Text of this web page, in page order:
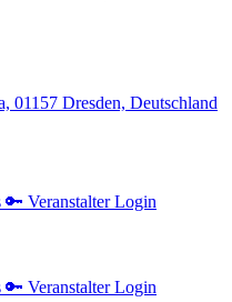
01157 Dresden, Deutschland
🔑 Veranstalter Login
🔑 Veranstalter Login